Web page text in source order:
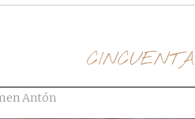
Antón